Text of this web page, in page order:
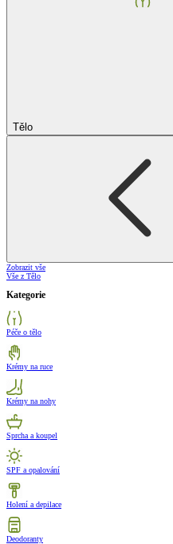
Tělo
Zobrazit vše
Vše z Tělo
Kategorie
Péče o tělo
Krémy na ruce
Krémy na nohy
Sprcha a koupel
SPF a opalování
Holení a depilace
Deodoranty